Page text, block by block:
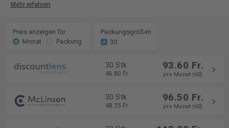
Mehr erfahren.
Preis anzeigen für
Monat
Packung
Packungsgrößen
30
30 Stk
46.80 Fr.
93.60 Fr.
pro Monat (60)
30 Stk
48.25 Fr.
96.50 Fr.
pro Monat (60)